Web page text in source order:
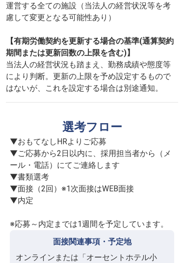
運営する全ての施設（当法人の経営状況等を考
慮して変更となる可能性あり）
【有期労働契約を更新する場合の基準(通算契約
期間または更新回数の上限を含む)】
当法人の経営状況も踏まえ、勤務成績や態度等
により判断。更新の上限を予め設定するもので
はないが、これを設定する場合は別途通知。
選考フロー
▼おもてなしHRよりご応募
▼ご応募から2日以内に、採用担当者から（メ
ール・電話）にてご連絡します
▼書類選考
▼面接（2回）※1次面接はWEB面接
▼内定
※応募～内定までは1週間を予定しています。
面接関連事項・予定地
オンラインまたは「オーセントホテル小